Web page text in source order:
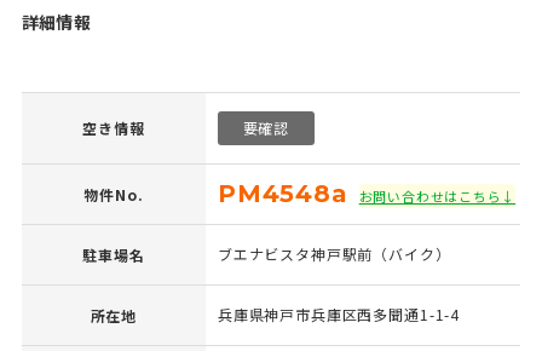
詳細情報
空き情報 要確認
物件No. PM4548a お問い合わせはこちら↓
駐車場名 ブエナビスタ神戸駅前（バイク）
所在地 兵庫県神戸市兵庫区西多聞通1-1-4